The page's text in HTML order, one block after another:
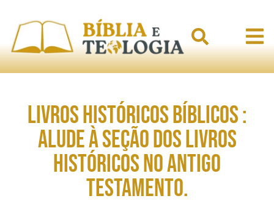
Livros Históricos Bíblicos :
Alude à seção dos livros
históricos no Antigo
Testamento.